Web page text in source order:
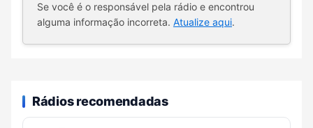
Se você é o responsável pela rádio e encontrou
alguma informação incorreta. Atualize aqui.
Rádios recomendadas